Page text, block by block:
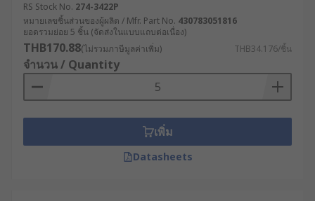
Momentary Tactile Switch : เป็นสวิตช์ที่ทำงาน
เฉพาะเมื่อมีการกดปุ่ม และจะตัดการทำงานเมื่อ
ปล่อยปุ่ม (เปิด-ปิดวงจรแบบชั่วคราว) ใช้ใน
อุปกรณ์ที่ต้องมีการตอบสนองทันที เช่น คีย์บอร์ด,
รีโมตคอนโทรล หรือ เครื่องใช้ไฟฟ้า
Latching Tactile Switch : สวิตช์ที่ทำงานโดย
การกดครั้งแรกจะทำให้วงจรเชื่อมต่อ และกด
ครั้งที่สองจะยกเลิกการเชื่อมต่อวงจร เหมาะ
สำหรับการใช้งานที่ต้องการให้วงจรค้างอยู่ เช่น
RS Stock No. 274-3422P
หมายเลขชิ้นส่วนของผู้ผลิต / Mfr. Part No. 430783051816
ยอดรวมย่อย 5 ชิ้น (จัดส่งในแบบแถบต่อเนื่อง)
THB170.88(ไม่รวมภาษีมูลค่าเพิ่ม) THB34.176/ชิ้น
จำนวน / Quantity
เพิ่ม
Datasheets